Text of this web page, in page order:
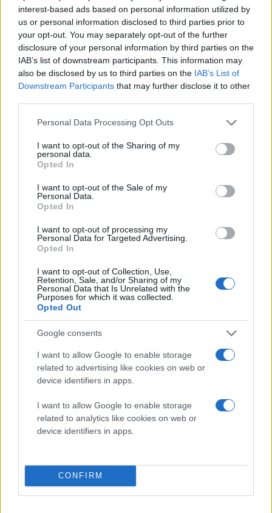
interest-based ads based on personal information utilized by
us or personal information disclosed to third parties prior to
your opt-out. You may separately opt-out of the further
disclosure of your personal information by third parties on the
IAB’s list of downstream participants. This information may
also be disclosed by us to third parties on the IAB’s List of
Downstream Participants that may further disclose it to other
Please note that this website/app uses one or more Google
not limited to your visit or usage behaviour. You may click to
grant or deny consent to Google and its third-party tags to
use your data for below specified purposes in below Google
consent section.
Personal Data Processing Opt Outs
I want to opt-out of the Sharing of my
personal data.
Opted In
I want to opt-out of the Sale of my
Personal Data.
Opted In
I want to opt-out of processing my
Personal Data for Targeted Advertising.
Opted In
I want to opt-out of Collection, Use,
Retention, Sale, and/or Sharing of my
Personal Data that Is Unrelated with the
Purposes for which it was collected.
Opted Out
Google consents
I want to allow Google to enable storage
related to advertising like cookies on web or
device identifiers in apps.
I want to allow Google to enable storage
related to analytics like cookies on web or
device identifiers in apps.
CONFIRM
Zuckerberg, φαίνεται να έχει διαφορετική άποψη. Σε
πρόσφατη εμφάνιση του σε τηλεοπτικό show μίλησε
για θέματα ιδιωτικότητας περνώντας στην
αντεπίθεση. Όπως υποστηρίζει, οιMicrosoft,Yahoo
Google
πληροφορίες για τους χρήστες από το Facebook, απλά
το κάνουν πίσω από την πλάτη τους:
"Συλλέγουν ένα τεράστιο όγκο
πληροφοριών για εσάς χωρίς να το
γνωρίζετε. Όλα έχουν να κάνουν με το τι
βγαίνει προς τα έξω. Το πραγματικό
ερώτημα είναι έχουν τα εργαλεία που
σωστές αποφάσεις; Πιστεύω ότι οι
εταιρείες με τα τεράστια δίκτυα
συγκεντρώνουν. "
Με το Facebook να συλλέγει τα δεδομένα μας